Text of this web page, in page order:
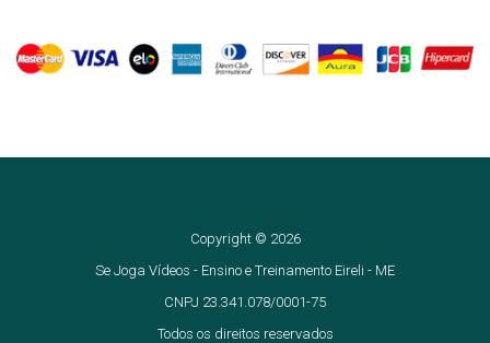
Copyright © 2026
Se Joga Vídeos - Ensino e Treinamento Eireli - ME
CNPJ 23.341.078/0001-75
Todos os direitos reservados